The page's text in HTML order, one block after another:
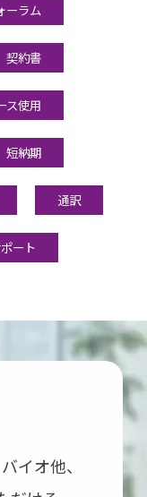
ーラム
契約書
ス使用
短納期
通訳
ート
イオ他、